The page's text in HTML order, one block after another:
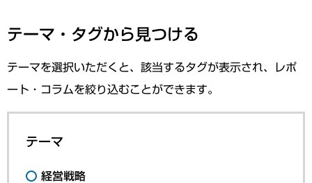
テーマ・タグから見つける
テーマを選択いただくと、該当するタグが表示され、レポ
ート・コラムを絞り込むことができます。
テーマ
経営戦略